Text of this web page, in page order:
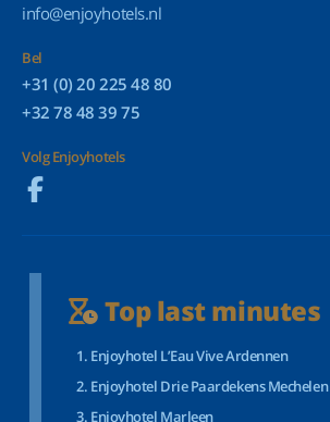
info@enjoyhotels.nl
Bel
+31 (0) 20 225 48 80
+32 78 48 39 75
Volg Enjoyhotels
Top last minutes
Enjoyhotel L’Eau Vive Ardennen
Enjoyhotel Drie Paardekens Mechelen
Enjoyhotel Marleen